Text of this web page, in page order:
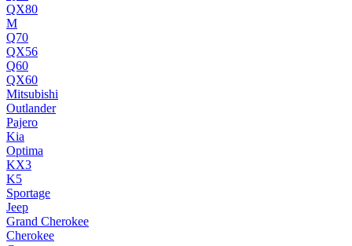
QX80
M
Q70
QX56
Q60
QX60
Mitsubishi
Outlander
Pajero
Kia
Optima
KX3
K5
Sportage
Jeep
Grand Cherokee
Cherokee